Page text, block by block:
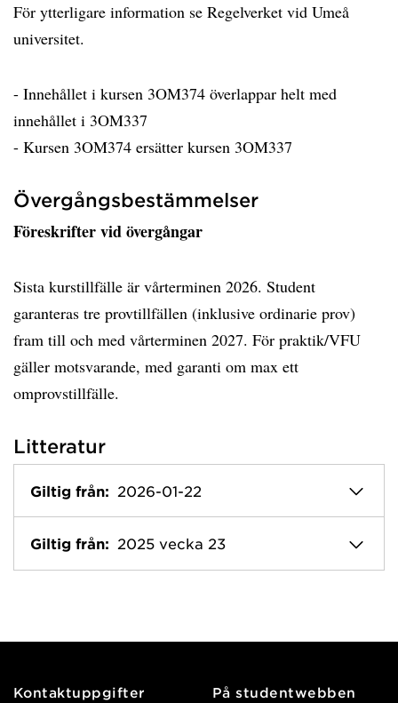
För ytterligare information se Regelverket vid Umeå
universitet.
- Innehållet i kursen 3OM374 överlappar helt med
innehållet i 3OM337
- Kursen 3OM374 ersätter kursen 3OM337
Övergångsbestämmelser
Föreskrifter vid övergångar
Sista kurstillfälle är vårterminen 2026. Student
garanteras tre provtillfällen (inklusive ordinarie prov)
fram till och med vårterminen 2027. För praktik/VFU
gäller motsvarande, med garanti om max ett
omprovstillfälle.
Litteratur
Giltig från: 2026-01-22
Giltig från: 2025 vecka 23
Kontaktuppgifter På studentwebben